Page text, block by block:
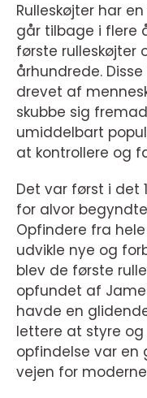
Rulleskøjter har
går tilbage i flere
første rulleskøjter
århundrede.
drevet af
skubbe sig
umiddelbart
at kontrollere og
Det var først i det
for alvor
Opfindere fra
udvikle nye og
blev de første
opfundet af
havde en
lettere at styre og
opfindelse var
vejen for